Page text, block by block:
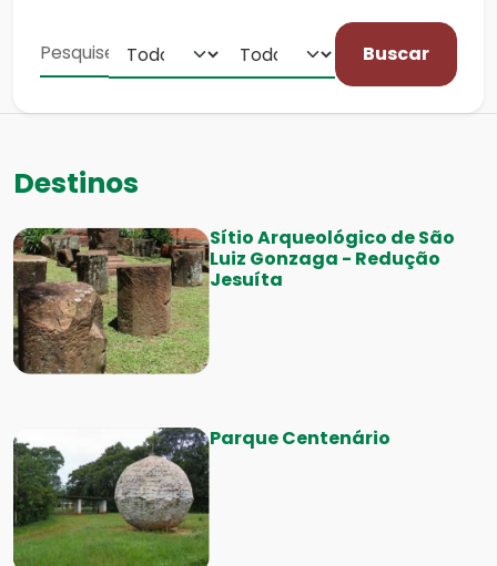
Buscar
Destinos
Sítio Arqueológico de São
Luiz Gonzaga - Redução
Jesuíta
Parque Centenário